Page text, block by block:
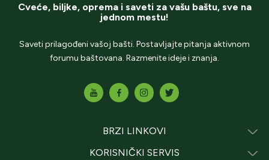
Cveće, biljke, oprema i saveti za vašu baštu, sve na
jednom mestu!
Saveti prilagođeni vašoj bašti. Postavljajte pitanja aktivnom
forumu baštovana. Razmenite ideje i znanja.
BRZI LINKOVI
KORISNIČKI SERVIS